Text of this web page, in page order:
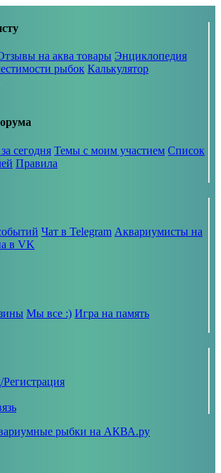
на аква товары Энциклопедия
рыбок Калькулятор
сегодня Темы с моим участием Список
Правила
Чат в Telegram Аквариумисты на
в VK
Мы все :) Игра на память